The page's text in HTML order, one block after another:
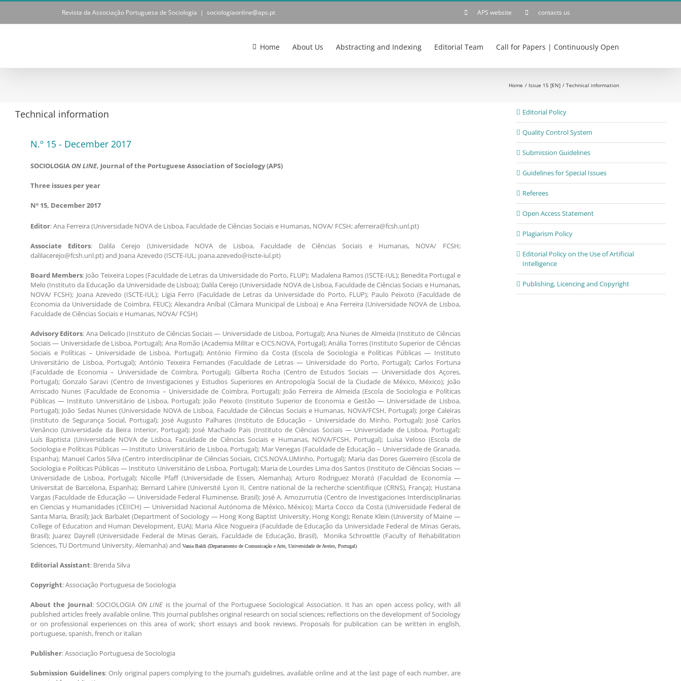
Skip
content
Revista da Associação Portuguesa de Sociologia | sociologiaonline@aps.pt APS website contacts us
Home About Us Abstracting and Indexing Editorial Team Call for Papers | Continuously Open
Home Issue 15 [EN] Technical information
Technical information
N.º 15 - December 2017
SOCIOLOGIAON LINE, Journal of the Portuguese Association of Sociology (APS)
Three issues per year
Nº 15, December 2017
Editor: Ana Ferreira (Universidade NOVA de Lisboa, Faculdade de Ciências Sociais e Humanas, NOVA/ FCSH; aferreira@fcsh.unl.pt)
Associate Editors: Dalila Cerejo (Universidade NOVA de Lisboa, Faculdade de Ciências Sociais e Humanas, NOVA/ FCSH;
dalilacerejo@fcsh.unl.pt) and Joana Azevedo (ISCTE-IUL; joana.azevedo@iscte-iul.pt)
Board Members: João Teixeira Lopes (Faculdade de Letras da Universidade do Porto, FLUP); Madalena Ramos (ISCTE-IUL); Benedita Portugal e
Melo (Instituto da Educação da Universidade de Lisboa); Dalila Cerejo (Universidade NOVA de Lisboa, Faculdade de Ciências Sociais e Humanas,
NOVA/ FCSH); Joana Azevedo (ISCTE-IUL); Lígia Ferro (Faculdade de Letras da Universidade do Porto, FLUP); Paulo Peixoto (Faculdade de
Economia da Universidade de Coimbra, FEUC); Alexandra Aníbal (Câmara Municipal de Lisboa) e Ana Ferreira (Universidade NOVA de Lisboa,
Faculdade de Ciências Sociais e Humanas, NOVA/ FCSH)
Advisory Editors: Ana Delicado (Instituto de Ciências Sociais — Universidade de Lisboa, Portugal); Ana Nunes de Almeida (Instituto de Ciências
Sociais — Universidade de Lisboa, Portugal); Ana Romão (Academia Militar e CICS.NOVA, Portugal); Anália Torres (Instituto Superior de Ciências
Sociais e Políticas – Universidade de Lisboa, Portugal); António Firmino da Costa (Escola de Sociologia e Políticas Públicas — Instituto
Universitário de Lisboa, Portugal); António Teixeira Fernandes (Faculdade de Letras — Universidade do Porto, Portugal); Carlos Fortuna
(Faculdade de Economia – Universidade de Coimbra, Portugal); Gilberta Rocha (Centro de Estudos Sociais — Universidade dos Açores,
Portugal); Gonzalo Saravi (Centro de Investigaciones y Estudios Superiores en Antropología Social de la Ciudade de México, México); João
Arriscado Nunes (Faculdade de Economia – Universidade de Coimbra, Portugal); João Ferreira de Almeida (Escola de Sociologia e Políticas
Públicas — Instituto Universitário de Lisboa, Portugal); João Peixoto (Instituto Superior de Economia e Gestão — Universidade de Lisboa,
Portugal); João Sedas Nunes (Universidade NOVA de Lisboa, Faculdade de Ciências Sociais e Humanas, NOVA/FCSH, Portugal); Jorge Caleiras
(Instituto de Segurança Social, Portugal); José Augusto Palhares (Instituto de Educação – Universidade do Minho, Portugal); José Carlos
Venâncio (Universidade da Beira Interior, Portugal); José Machado Pais (Instituto de Ciências Sociais — Universidade de Lisboa, Portugal);
Luís Baptista (Universidade NOVA de Lisboa, Faculdade de Ciências Sociais e Humanas, NOVA/FCSH, Portugal); Luísa Veloso (Escola de
Sociologia e Políticas Públicas — Instituto Universitário de Lisboa, Portugal); Mar Venegas (Faculdade de Educação – Universidade de Granada,
Espanha); Manuel Carlos Silva (Centro Interdisciplinar de Ciências Sociais, CICS.NOVA.UMinho, Portugal); Maria das Dores Guerreiro (Escola de
Sociologia e Políticas Públicas — Instituto Universitário de Lisboa, Portugal); Maria de Lourdes Lima dos Santos (Instituto de Ciências Sociais —
Universidade de Lisboa, Portugal); Nicolle Pfaff (Universidade de Essen, Alemanha); Arturo Rodriguez Morató (Faculdad de Economía —
Universitat de Barcelona, Espanha); Bernard Lahire (Université Lyon II, Centre national de la recherche scientifique (CRNS), França); Hustana
Vargas (Faculdade de Educação — Universidade Federal Fluminense, Brasil); José A. Amozurrutia (Centro de Investigaciones Interdisciplinarias
en Ciencias y Humanidades (CEIICH) — Universidad Nacional Autónoma de México, México); Marta Cocco da Costa (Universidade Federal de
Santa Maria, Brasil); Jack Barbalet (Department of Sociology — Hong Kong Baptist University, Hong Kong); Renate Klein (University of Maine —
College of Education and Human Development, EUA); Maria Alice Nogueira (Faculdade de Educação da Universidade Federal de Minas Gerais,
Brasil); Juarez Dayrell (Universidade Federal de Minas Gerais, Faculdade de Educação, Brasil), Monika Schroettle (Faculty of Rehabilitation
Sciences, TU Dortmund University, Alemanha) and Vania Baldi (Departamento de Comunicação e Arte, Universidade de Aveiro, Portugal)
Editorial Assistant: Brenda Silva
Copyright: Associação Portuguesa de Sociologia
About the Journal: SOCIOLOGIA ON LINE is the journal of the Portuguese Sociological Association. It has an open access policy, with all
published articles freely available online. This journal publishes original research on social sciences; reflections on the development of Sociology
or on professional experiences on this area of work; short essays and book reviews. Proposals for publication can be written in english,
portuguese, spanish, french or italian
Publisher: Associação Portuguesa de Sociologia
Submission Guidelines: Only original papers complying to the journal’s guidelines, available online and at the last page of each number, are
Editorial Policy
Quality Control System
Submission Guidelines
Guidelines for Special Issues
Referees
Open Access Statement
Plagiarism Policy
Editorial Policy on the Use of Artificial
Intelligence
Publishing, Licencing and Copyright